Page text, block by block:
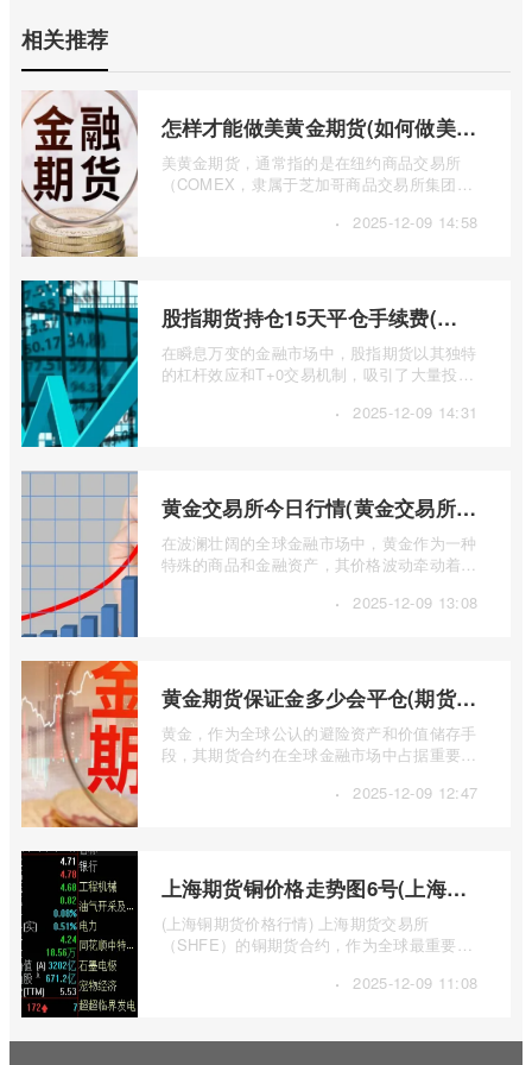
相关推荐
怎样才能做美黄金期货(如何做美元黄金期货)
美黄金期货，通常指的是在纽约商品交易所
（COMEX，隶属于芝加哥商品交易所集团
· 2025-12-09 14:58
股指期货持仓15天平仓手续费(股指期货日内平仓限制)
在瞬息万变的金融市场中，股指期货以其独特
的杠杆效应和T+0交易机制，吸引了大量投资
· 2025-12-09 14:31
黄金交易所今日行情(黄金交易所实时行情)
在波澜壮阔的全球金融市场中，黄金作为一种
特殊的商品和金融资产，其价格波动牵动着无
· 2025-12-09 13:08
黄金期货保证金多少会平仓(期货保证金低于多少才会强平)
黄金，作为全球公认的避险资产和价值储存手
段，其期货合约在全球金融市场中占据重要地
· 2025-12-09 12:47
上海期货铜价格走势图6号(上海铜期货价格行情)
(上海铜期货价格行情) 上海期货交易所
（SHFE）的铜期货合约，作为全球最重要的
· 2025-12-09 11:08